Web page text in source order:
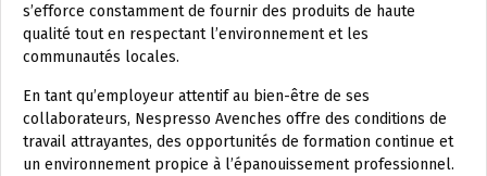
s’efforce constamment de fournir des produits de haute
qualité tout en respectant l’environnement et les
communautés locales.
En tant qu’employeur attentif au bien-être de ses
collaborateurs, Nespresso Avenches offre des conditions de
travail attrayantes, des opportunités de formation continue et
un environnement propice à l’épanouissement professionnel.